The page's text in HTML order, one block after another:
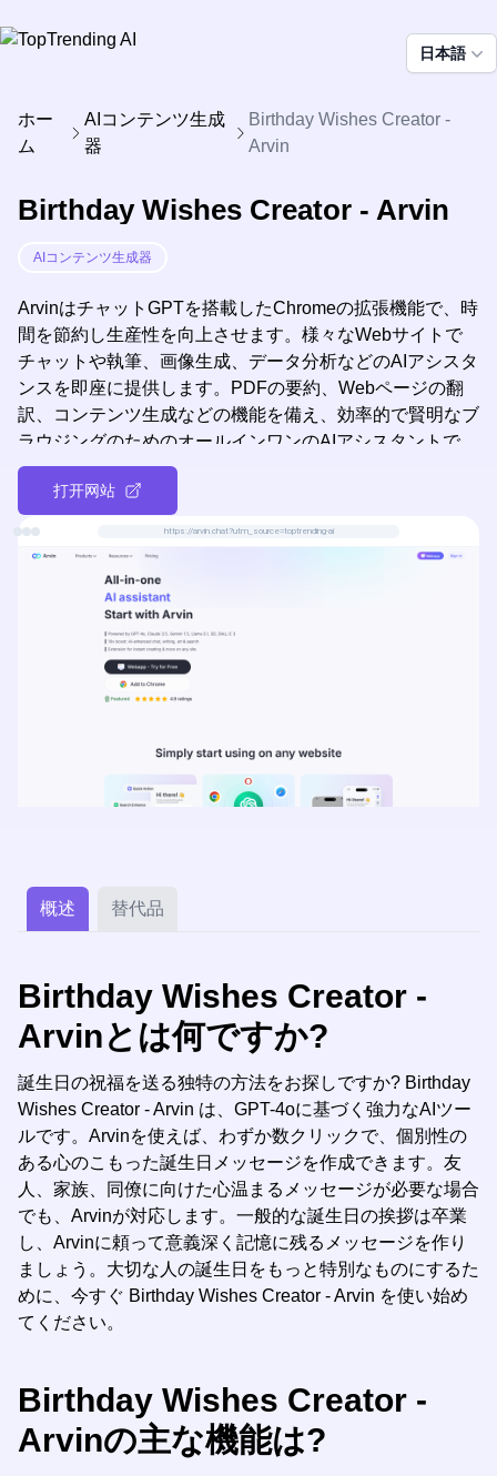
日本語
ホー
ム
AIコンテンツ生成
器
Birthday Wishes Creator -
Arvin
Birthday Wishes Creator - Arvin
AIコンテンツ生成器
ArvinはチャットGPTを搭載したChromeの拡張機能で、時
間を節約し生産性を向上させます。様々なWebサイトで
チャットや執筆、画像生成、データ分析などのAIアシスタ
ンスを即座に提供します。PDFの要約、Webページの翻
訳、コンテンツ生成などの機能を備え、効率的で賢明なブ
ラウジングのためのオールインワンのAIアシスタントで
す。
打开网站
https://arvin.chat?utm_source=toptrending-ai
概述 替代品
Birthday Wishes Creator -
Arvinとは何ですか?
誕生日の祝福を送る独特の方法をお探しですか? Birthday
Wishes Creator - Arvin は、GPT-4oに基づく強力なAIツー
ルです。Arvinを使えば、わずか数クリックで、個別性の
ある心のこもった誕生日メッセージを作成できます。友
人、家族、同僚に向けた心温まるメッセージが必要な場合
でも、Arvinが対応します。一般的な誕生日の挨拶は卒業
し、Arvinに頼って意義深く記憶に残るメッセージを作り
ましょう。大切な人の誕生日をもっと特別なものにするた
めに、今すぐ Birthday Wishes Creator - Arvin を使い始め
てください。
Birthday Wishes Creator -
Arvinの主な機能は?